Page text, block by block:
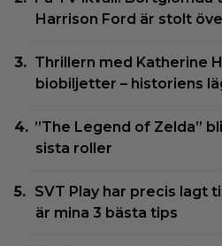
Harrison Ford är stolt
Thrillern med Katherine
biobiljetter – historiens
”The Legend of Zelda”
sista roller
SVT Play har precis lagt
är mina 3 bästa tips